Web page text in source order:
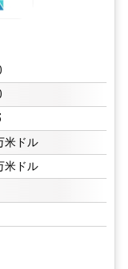
米ドル
米ドル